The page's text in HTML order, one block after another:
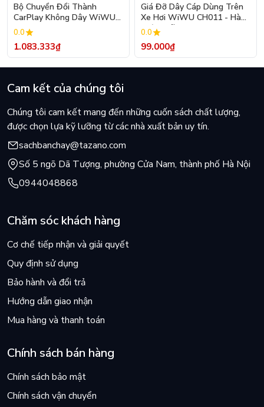
Bộ Chuyển Đổi Thành
CarPlay Không Dây WiWU
Wi-CP001 Cho Xe Hơi -
Hàng Chính Hãng
0.0
1.083.333₫
Giá Đỡ Dây Cáp Dùng Trên
Xe Hơi WiWU CH011 - Hàng
Chính Hãng
0.0
99.000₫
Cam kết của chúng tôi
Chúng tôi cam kết mang đến những cuốn sách chất lượng,
được chọn lựa kỹ lưỡng từ các nhà xuất bản uy tín.
sachbanchay@tazano.com
Số 5 ngõ Dã Tượng, phường Cửa Nam, thành phố Hà Nội
0944048868
Chăm sóc khách hàng
Cơ chế tiếp nhận và giải quyết
Quy định sử dụng
Bảo hành và đổi trả
Hướng dẫn giao nhận
Mua hàng và thanh toán
Chính sách bán hàng
Chính sách bảo mật
Chính sách vận chuyển